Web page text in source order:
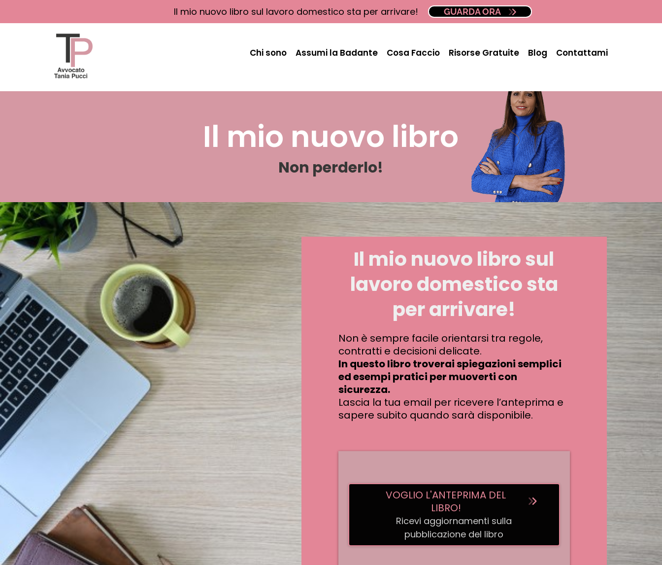
Il mio nuovo libro sul lavoro domestico sta per arrivare! GUARDA ORA
Chi sono Assumi la Badante Cosa Faccio Risorse Gratuite Blog Contattami
Il mio nuovo libro
Non perderlo!
Il mio nuovo libro sul
lavoro domestico sta
per arrivare!
Non è sempre facile orientarsi tra regole,
contratti e decisioni delicate.
In questo libro troverai spiegazioni semplici
ed esempi pratici per muoverti con
sicurezza.
Lascia la tua email per ricevere l’anteprima e
sapere subito quando sarà disponibile.
VOGLIO L'ANTEPRIMA DEL
LIBRO!
Ricevi aggiornamenti sulla
pubblicazione del libro